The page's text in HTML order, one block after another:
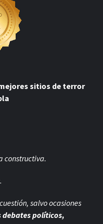
sitios de terror
constructiva.
salvo ocasiones
debates políticos,